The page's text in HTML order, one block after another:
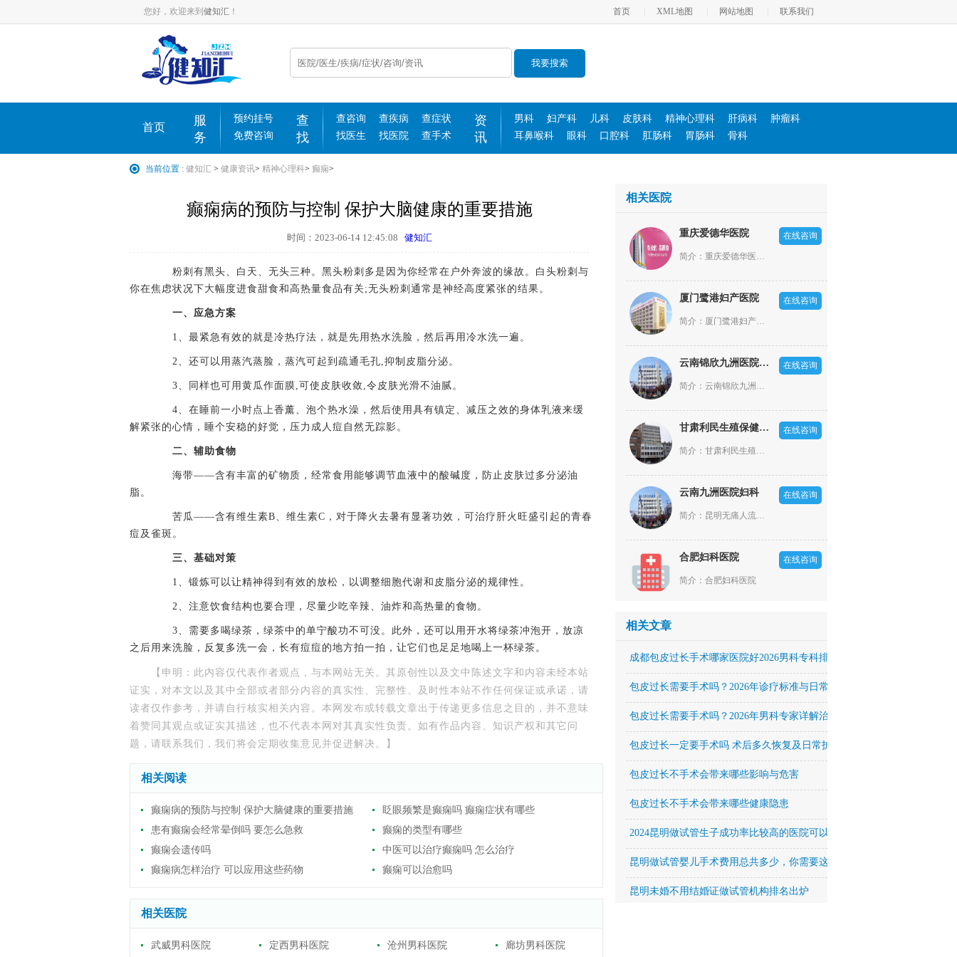
您好，欢迎来到 健知汇 ！ 联系我们
网站地图
XML地图
首页
我要搜索
首页
服
务
预约挂号
免费咨询
查
找
查咨询 查疾病
查症状
找医生
找医院 查手术
资
讯
男科 妇产科 儿科 皮肤科 精神心理科 肝病科
肿瘤科
耳鼻喉科
眼科 口腔科 肛肠科 胃肠科 骨科
当前位置 : 健知汇 > 健康资讯> 精神心理科> 癫痫>
癫痫病的预防与控制 保护大脑健康的重要措施
时间：2023-06-14 12:45:08 健知汇
粉刺有黑头、白天、无头三种。黑头粉刺多是因为你经常在户外奔波的缘故。白头粉刺与
你在焦虑状况下大幅度进食甜食和高热量食品有关;无头粉刺通常是神经高度紧张的结果。
一、应急方案
1、最紧急有效的就是冷热疗法，就是先用热水洗脸，然后再用冷水洗一遍。
2、还可以用蒸汽蒸脸，蒸汽可起到疏通毛孔,抑制皮脂分泌。
3、同样也可用黄瓜作面膜,可使皮肤收敛,令皮肤光滑不油腻。
4、在睡前一小时点上香薰、泡个热水澡，然后使用具有镇定、减压之效的身体乳液来缓
解紧张的心情，睡个安稳的好觉，压力成人痘自然无踪影。
二、辅助食物
海带——含有丰富的矿物质，经常食用能够调节血液中的酸碱度，防止皮肤过多分泌油
脂。
苦瓜——含有维生素B、维生素C，对于降火去暑有显著功效，可治疗肝火旺盛引起的青春
痘及雀斑。
三、基础对策
1、锻炼可以让精神得到有效的放松，以调整细胞代谢和皮脂分泌的规律性。
2、注意饮食结构也要合理，尽量少吃辛辣、油炸和高热量的食物。
3、需要多喝绿茶，绿茶中的单宁酸功不可没。此外，还可以用开水将绿茶冲泡开，放凉
之后用来洗脸，反复多洗一会，长有痘痘的地方拍一拍，让它们也足足地喝上一杯绿茶。
【申明：此内容仅代表作者观点，与本网站无关。其原创性以及文中陈述文字和内容未经本站
证实，对本文以及其中全部或者部分内容的真实性、完整性、及时性本站不作任何保证或承诺，请
读者仅作参考，并请自行核实相关内容。本网发布或转载文章出于传递更多信息之目的，并不意味
着赞同其观点或证实其描述，也不代表本网对其真实性负责。如有作品内容、知识产权和其它问
题，请联系我们，我们将会定期收集意见并促进解决。】
相关阅读
癫痫病的预防与控制 保护大脑健康的重要措施
眨眼频繁是癫痫吗 癫痫症状有哪些
患有癫痫会经常晕倒吗 要怎么急救
癫痫的类型有哪些
癫痫会遗传吗
中医可以治疗癫痫吗 怎么治疗
癫痫病怎样治疗 可以应用这些药物
癫痫可以治愈吗
相关医院
武威男科医院 定西男科医院 沧州男科医院 廊坊男科医院
相关医院
重庆爱德华医院
简介：重庆爱德华医院依照“高新全，优中优”的大专科小综合模式发展，设立了男科、不孕不育科、妇产科、肛肠科、医疗美容科、肝病科、内科、外科、耳鼻喉科、体检科等20余个科室。
在线咨询
厦门鹭港妇产医院
简介：厦门鹭港妇产医院是一家依照厦门市政府规划部署，经厦门市卫生局批准成立的，集医疗、科研、预防、保健为一体的二级妇产专科医院。坐落于现代化的港口风景旅游城市厦门市，经济、文化、交通——厦门火车站正对面(厦门市湖滨东路9号)，西临罗宾森商业，东朝厦门梧村长途汽车站。是厦门市核心地带，商贸经济繁华，交通便利，环璄优美。
在线咨询
云南锦欣九洲医院男科
简介：云南锦欣九洲医院是一所按照国家标准建设的现代化医院，医院成立于2002年，原名云南九洲泌尿生殖专科医院，开设有泌尿外科、男性科、妇产科、不孕不育科四大特色专科以及内科、外科、皮肤科、中医科、麻醉科、影像科、检验科、病理科等专业科室
在线咨询
甘肃利民生殖保健医院
简介：甘肃利民生殖保健医院是一家集医疗、预防、保健、咨询为一体的现代化人流类疾病医院。多年来，甘肃利民生殖保健医院始终坚持“一切以患者为中心”的服务理念，不仅为女性提供妇科疾病治疗、预防体检、心理咨询等医疗服务，还推行绿色人文医疗，开展“门诊一站式”服务，悉心体恤女性心灵，让女性在保健院感受到家的温馨与呵护。
在线咨询
云南九洲医院妇科
简介：昆明无痛人流医院哪家好?意外怀孕了,在昆明做无痛人流手术,来云南九洲医院妇科,云南九洲医院妇科是昆明地区正规的无痛人流医院,是您做妇科手术,治疗妇科疾病好的选择.
在线咨询
合肥妇科医院
简介：合肥妇科医院
在线咨询
相关文章
成都包皮过长手术哪家医院好2026男科专科排名
包皮过长需要手术吗？2026年诊疗标准与日常护理全解析
包皮过长需要手术吗？2026年男科专家详解治疗方法与恢复周期
包皮过长一定要手术吗 术后多久恢复及日常护理要点
包皮过长不手术会带来哪些影响与危害
包皮过长不手术会带来哪些健康隐患
2024昆明做试管生子成功率比较高的医院可以签约吗？
昆明做试管婴儿手术费用总共多少，你需要这么多！
昆明未婚不用结婚证做试管机构排名出炉